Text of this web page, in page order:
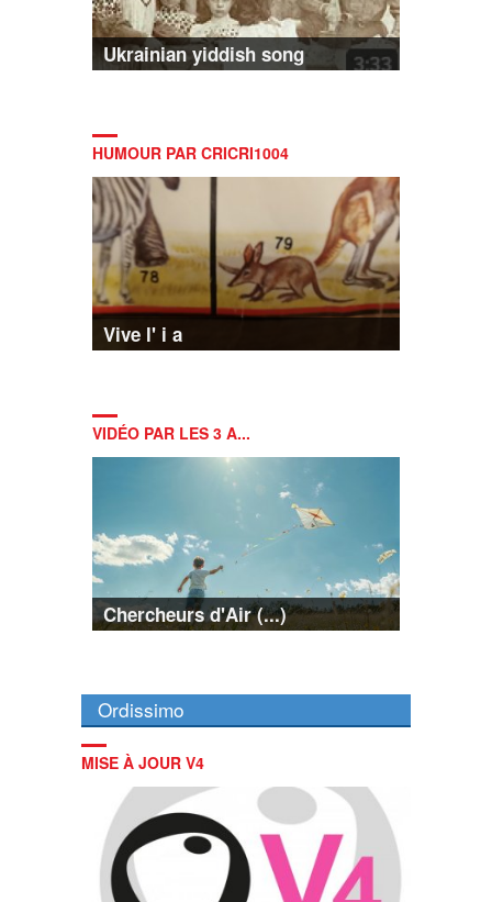
Ukrainian yiddish song
HUMOUR PAR CRICRI1004
Vive l' i a
VIDÉO PAR LES 3 A...
Chercheurs d'Air (...)
Ordissimo
MISE À JOUR V4